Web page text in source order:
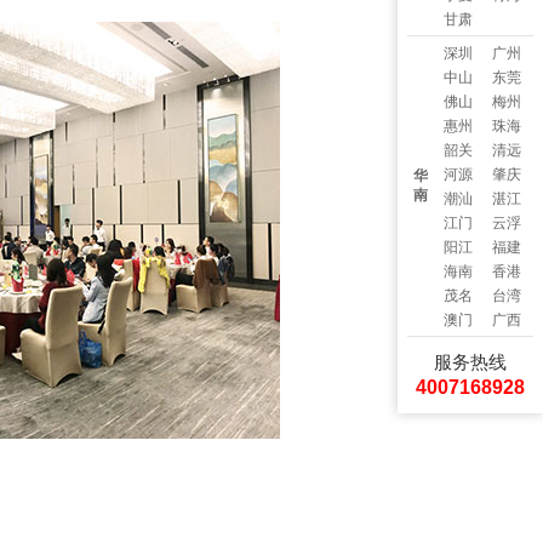
甘肃
华
南
深圳
中山
佛山
惠州
韶关
河源
潮汕
江门
阳江
海南
茂名
澳门
广州
东莞
梅州
珠海
清远
肇庆
湛江
云浮
福建
香港
台湾
广西
服务热线
4007168928